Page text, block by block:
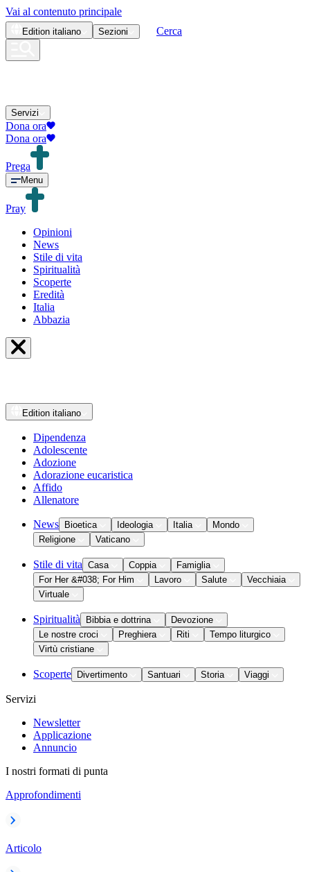
Vai al contenuto principale
Edition italiano Sezioni Cerca
Servizi
Dona ora
Dona ora
Prega
Menu
Pray
Opinioni
News
Stile di vita
Spiritualità
Scoperte
Eredità
Italia
Abbazia
Edition italiano
Dipendenza
Adolescente
Adozione
Adorazione eucaristica
Affido
Allenatore
News Bioetica Ideologia Italia
Mondo
Religione
Vaticano
Stile di vita Casa Coppia
Famiglia
For Her &#038; For Him
Lavoro Salute
Vecchiaia
Virtuale
Spiritualità Bibbia e dottrina
Devozione
Le nostre croci
Preghiera Riti
Tempo liturgico
Virtù cristiane
Scoperte Divertimento Santuari Storia Viaggi
Servizi
Newsletter
Applicazione
Annuncio
I nostri formati di punta
Approfondimenti
Articolo